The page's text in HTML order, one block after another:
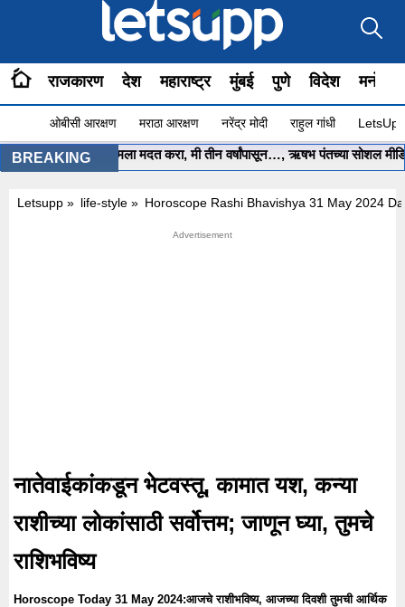
राजकारण देश महाराष्ट्र मुंबई पुणे विदेश
ओबीसी आरक्षण मराठा आरक्षण नरेंद्र मोदी राहुल गांधी
BREAKING
मुख्यमंत्री साहेब.. मला मदत करा, मी तीन वर्षांपासून…, ऋषभ पंतच्या सोशल मीडिया
Letsupp » life-style » Horoscope Rashi Bhavishya 31 May 2024
नातेवाईकांकडून भेटवस्तू, कामात यश, कन्या
राशीच्या लोकांसाठी सर्वोत्तम; जाणून घ्या, तुमचे
राशिभविष्य
Horoscope Today 31 May 2024:आजचे राशीभविष्य, आजच्या दिवशी तुमची आर्थिक